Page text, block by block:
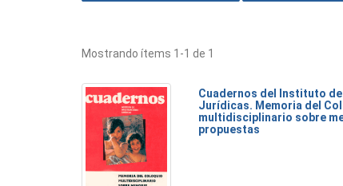
Mostrando ítems 1-1 de 1
Cuadernos del Instituto
Jurídicas. Memoria del
multidisciplinario sobre
propuestas